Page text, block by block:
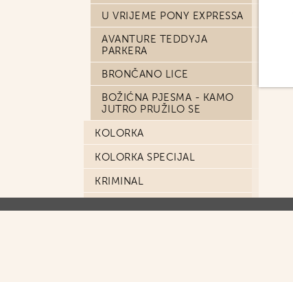
U VRIJEME PONY EXPRESSA
AVANTURE TEDDYJA
PARKERA
BRONČANO LICE
BOŽIĆNA PJESMA - KAMO
JUTRO PRUŽILO SE
KOLORKA
KOLORKA SPECIJAL
KRIMINAL